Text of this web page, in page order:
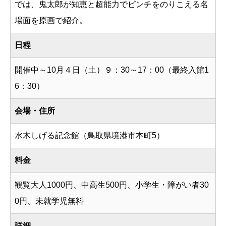
では、鬼太郎が知恵と超能力でピンチをのりこえる名
場面を原画で紹介。
日程
開催中～10月４日（土）９：30～17：00（最終入館1
6：30）
会場・住所
水木しげる記念館（鳥取県境港市本町5）
料金
観覧大人1000円、中高生500円、小学生・障がい者30
0円、未就学児無料